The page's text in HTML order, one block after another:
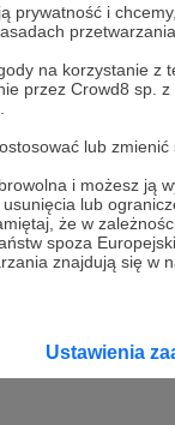
prywatność i
na korzystanie z
przez Crowd8 sp.
lub zmienić
i możesz ją
lub
że w
spoza
znajdują się w
Ustawienia